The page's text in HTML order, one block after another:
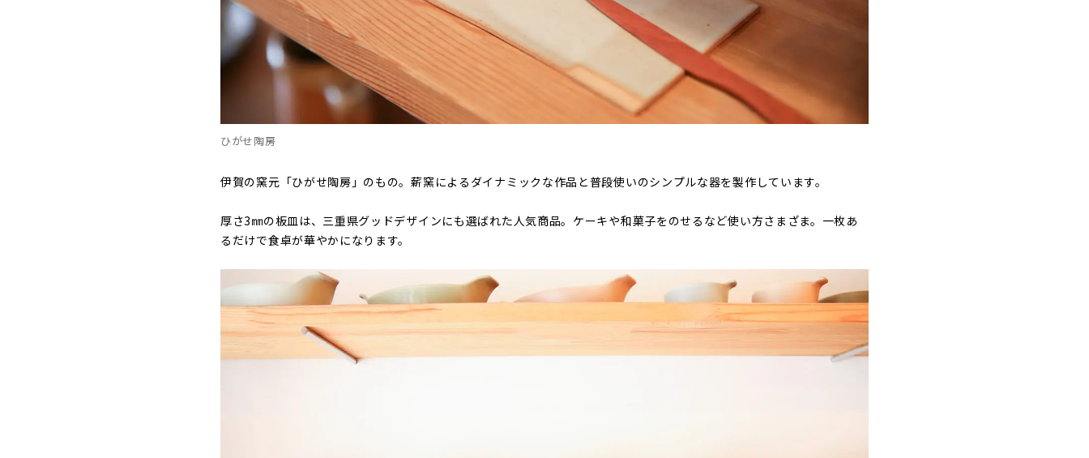
ひがせ陶房
伊賀の窯元「ひがせ陶房」のもの。薪窯によるダイナミックな作品と普段使いのシンプルな器を製作しています。
厚さ3㎜の板皿は、三重県グッドデザインにも選ばれた人気商品。ケーキや和菓子をのせるなど使い方さまざま。一枚あ
るだけで食卓が華やかになります。